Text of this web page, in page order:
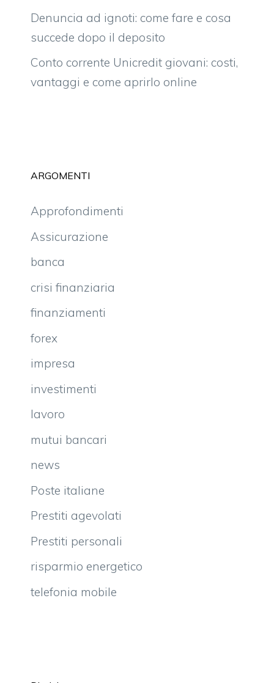
Denuncia ad ignoti: come fare e cosa
succede dopo il deposito
Conto corrente Unicredit giovani: costi,
vantaggi e come aprirlo online
ARGOMENTI
Approfondimenti
Assicurazione
banca
crisi finanziaria
finanziamenti
forex
impresa
investimenti
lavoro
mutui bancari
news
Poste italiane
Prestiti agevolati
Prestiti personali
risparmio energetico
telefonia mobile